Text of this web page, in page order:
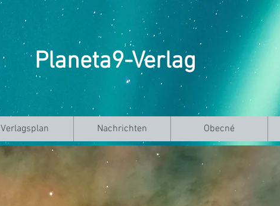
Planeta9-Verlag
Verlagsplan Nachrichten Obecné